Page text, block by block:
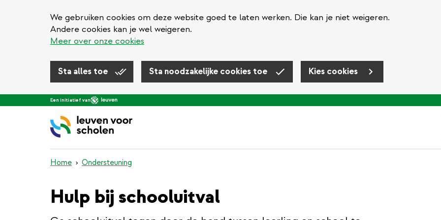
We gebruiken cookies om deze website goed te laten werken. Die kan je niet weigeren.
Andere cookies kan je wel weigeren.
Meer over onze cookies
Sta alles toe Sta noodzakelijke cookies toe Kies cookies
OverslaanEen initiatief van
Home Ondersteuning
Hulp bij schooluitval